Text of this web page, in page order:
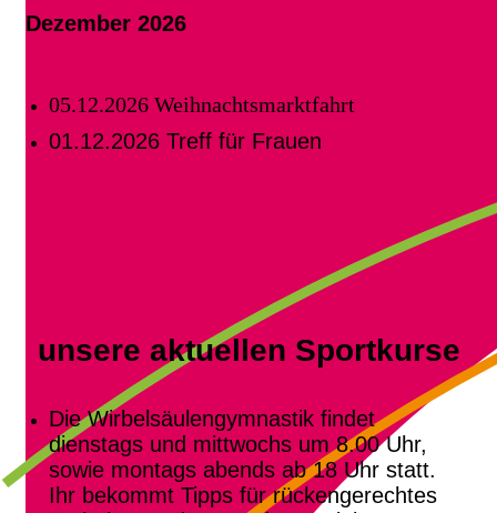
Dezember 2026
05.12.2026 Weihnachtsmarktfahrt
01.12.2026 Treff für Frauen
unsere aktuellen Sportkurse
Die Wirbelsäulengymnastik findet
dienstags und mittwochs um 8.00 Uhr,
sowie montags abends ab 18 Uhr statt.
Ihr bekommt Tipps für rückengerechtes